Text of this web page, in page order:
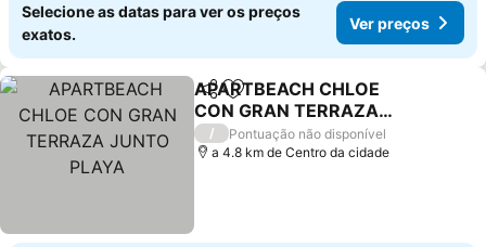
Selecione as datas para ver os preços
exatos.
Ver preços
PartilharAdicionar aos favoritos
APARTBEACH CHLOE
CON GRAN TERRAZA
JUNTO PLAYA
Ver preços
/
Pontuação não disponível
a 4.8 km de Centro da cidade